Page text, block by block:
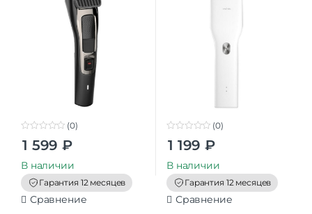
t
o
f
5
(0)
1 599 ₽
В наличии
Гарантия 12 месяцев
Сравнение
t
o
f
5
(0)
1 199 ₽
В наличии
Гарантия 12 месяцев
Сравнение